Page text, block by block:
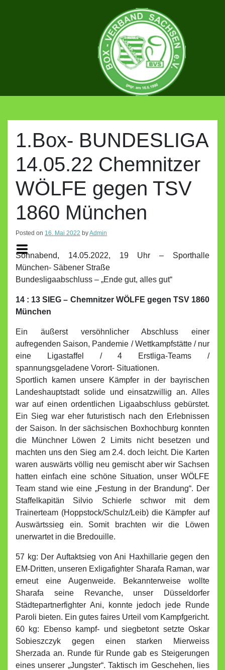
VERBAND
SACHSEN
E.V.
1.Box- BUNDESLIGA
14.05.22 Chemnitzer
WÖLFE gegen TSV
1860 München
Posted on 16. Mai 2022 byAdmin
Sonnabend, 14.05.2022, 19 Uhr – Sporthalle
München- Säbener Straße
Bundesligaabschluss – „Ende gut, alles gut“
14 : 13 SIEG – Chemnitzer WÖLFE gegen TSV 1860
München
Ein äußerst versöhnlicher Abschluss einer
aufregenden Saison, Pandemie / Wettkampfstätte / nur
eine Ligastaffel / 4 Erstliga-Teams /
spannungsgeladene Vorort- Situationen.
Sportlich kamen unsere Kämpfer in der bayrischen
Landeshauptstadt solide und einsatzwillig an. Alles
war auf einen ordentlichen Ligaabschluss gebürstet.
Ein Sieg war eher futuristisch nach den Erlebnissen
der Saison. In der sächsischen Boxhochburg konnten
die Münchner Löwen 2 Limits nicht besetzen und
machten uns den Sieg am 2.4. doch leicht. Die Karten
waren auswärts völlig neu gemischt aber wir Sachsen
hatten einfach eine schöne Situation, unser WÖLFE
Team stand wie eine „Festung in der Brandung“. Der
Staffelkapitän Silvio Schierle schwor mit dem
Trainerteam (Hoppstock/Schulz/Leib) die Kämpfer auf
Auswärtssieg ein. Somit brachten wir die Löwen
unerwartet in die Bredouille.
57 kg: Der Auftaktsieg von Ani Haxhillarie gegen den
EM-Dritten, unseren Exligafighter Sharafa Raman, war
erneut eine Augenweide. Bekannterweise wollte
Sharafa seine Revanche, unser Düsseldorfer
Städtepartnerfighter Ani, konnte jedoch jede Runde
Paroli bieten. Ein gutes faires Urteil vom Kampfgericht.
60 kg: Ebenso kampf- und siegbetont setzte Oskar
Sobieszczyk gegen einen starken Mierweiss
Sherzada an. Runde für Runde gab es Steigerungen
eines unserer „Jungster“. Taktisch im Geschehen, lies